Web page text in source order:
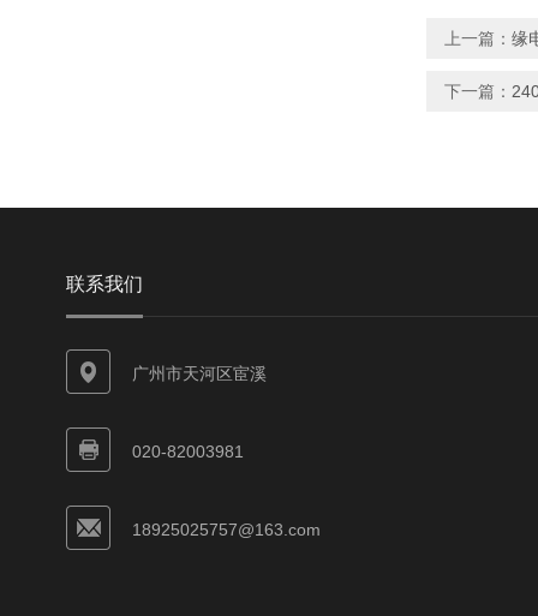
上一篇： 缘
下一篇：
联系我们
广州市天河区宦溪
020-82003981
18925025757@163.com